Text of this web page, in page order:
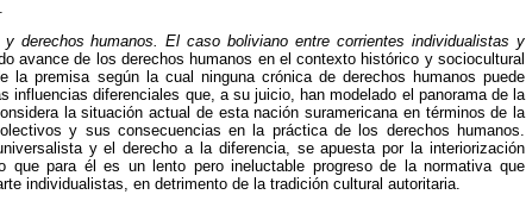
y derechos humanos. El caso boliviano entre corrientes individualistas y
avance de los derechos humanos en el contexto histórico y sociocultural
la premisa según la cual ninguna crónica de derechos humanos puede
diferenciales que, a su juicio, han modelado el panorama de la
la situación actual de esta nación suramericana en términos de la
y sus consecuencias en la práctica de los derechos humanos.
y el derecho a la diferencia, se apuesta por la interiorización
que para él es un lento pero ineluctable progreso de la normativa que
individualistas, en detrimento de la tradición cultural autoritaria.